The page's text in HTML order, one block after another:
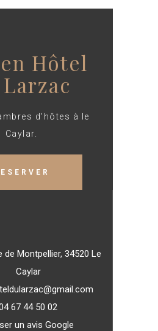
Hôtel
d'hôtes à le
Caylar.
de Montpellier, 34520 Le
Caylar
67 44 50 02
un avis Google